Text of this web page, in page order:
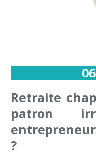
06
Retraite
patron
?